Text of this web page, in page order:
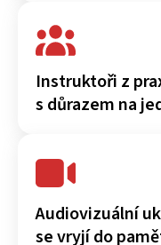
Instruktoři z
s důrazem na
Audiovizuální
se vryjí do